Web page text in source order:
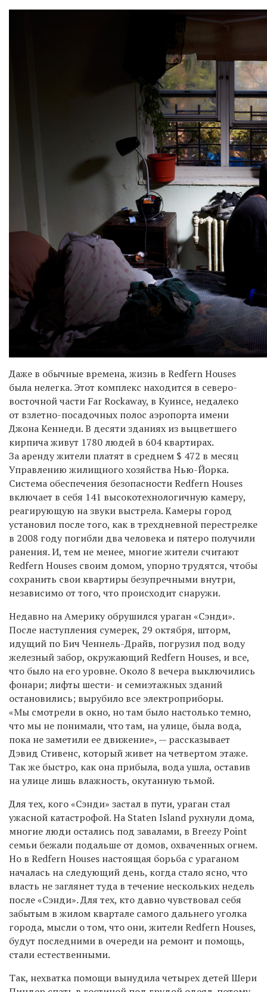
Даже в обычные времена, жизнь в Redfern Houses
была нелегка. Этот комплекс находится в северо-
восточной части Far Rockaway, в Куинсе, недалеко
от взлетно-посадочных полос аэропорта имени
Джона Кеннеди. В десяти зданиях из выцветшего
кирпича живут 1780 людей в 604 квартирах.
За аренду жители платят в среднем $ 472 в месяц
Управлению жилищного хозяйства Нью-Йорка.
Система обеспечения безопасности Redfern Houses
включает в себя 141 высокотехнологичную камеру,
реагирующую на звуки выстрела. Камеры город
установил после того, как в трехдневной перестрелке
в 2008 году погибли два человека и пятеро получили
ранения. И, тем не менее, многие жители считают
Redfern Houses своим домом, упорно трудятся, чтобы
сохранить свои квартиры безупречными внутри,
независимо от того, что происходит снаружи.
Недавно на Америку обрушился ураган «Сэнди».
После наступления сумерек, 29 октября, шторм,
идущий по Бич Ченнель-Драйв, погрузил под воду
железный забор, окружающий Redfern Houses, и все,
что было на его уровне. Около 8 вечера выключились
фонари; лифты шести- и семиэтажных зданий
остановились; вырубило все электроприборы.
«Мы смотрели в окно, но там было настолько темно,
что мы не понимали, что там, на улице, была вода,
пока не заметили ее движение», — рассказывает
Дэвид Стивенс, который живет на четвертом этаже.
Так же быстро, как она прибыла, вода ушла, оставив
на улице лишь влажность, окутанную тьмой.
Для тех, кого «Сэнди» застал в пути, ураган стал
ужасной катастрофой. На Staten Island рухнули дома,
многие люди остались под завалами, в Breezy Point
семьи бежали подальше от домов, охваченных огнем.
Но в Redfern Houses настоящая борьба с ураганом
началась на следующий день, когда стало ясно, что
власть не заглянет туда в течение нескольких недель
после «Сэнди». Для тех, кто давно чувствовал себя
забытым в жилом квартале самого дальнего уголка
города, мысли о том, что они, жители Redfern Houses,
будут последними в очереди на ремонт и помощь,
стали естественными.
Так, нехватка помощи вынудила четырех детей Шери